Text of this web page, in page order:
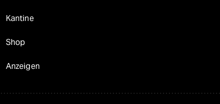
Kantine
Shop
Anzeigen